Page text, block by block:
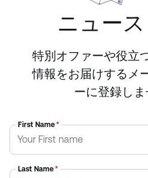
ニュー
特別オファーや役立
情報をお届けするメ
ーに登録しま
First Name*
Last Name*